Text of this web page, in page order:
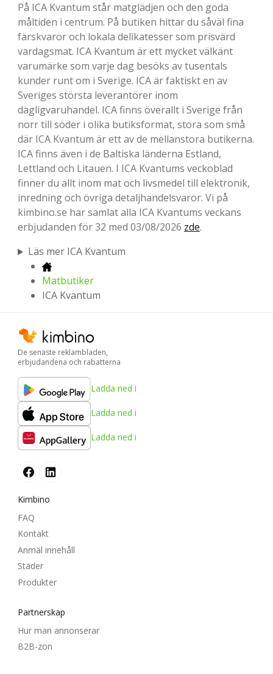
På ICA Kvantum står matglädjen och den goda
måltiden i centrum. På butiken hittar du såväl fina
färskvaror och lokala delikatesser som prisvärd
vardagsmat. ICA Kvantum är ett mycket välkänt
varumärke som varje dag besöks av tusentals
kunder runt om i Sverige. ICA är faktiskt en av
Sveriges största leverantörer inom
dagligvaruhandel. ICA finns överallt i Sverige från
norr till söder i olika butiksformat, stora som små
där ICA Kvantum är ett av de mellanstora butikerna.
ICA finns även i de Baltiska länderna Estland,
Lettland och Litauen. I ICA Kvantums veckoblad
finner du allt inom mat och livsmedel till elektronik,
inredning och övriga detaljhandelsvaror. Vi på
kimbino.se har samlat alla ICA Kvantums veckans
erbjudanden för 32 med 03/08/2026 zde.
Läs mer ICA Kvantum
Matbutiker
ICA Kvantum
De senaste reklambladen,
erbjudandena och rabatterna
Ladda ned i
Ladda ned i
Ladda ned i
Kimbino
FAQ
Kontakt
Anmäl innehåll
Städer
Produkter
Partnerskap
Hur man annonserar
B2B-zon